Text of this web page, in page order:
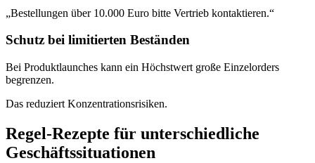
„Bestellungen über 10.000 Euro bitte Vertrieb kontaktieren.“
Schutz bei limitierten Beständen
Bei Produktlaunches kann ein Höchstwert große Einzelorders
begrenzen.
Das reduziert Konzentrationsrisiken.
Regel-Rezepte für unterschiedliche
Geschäftssituationen